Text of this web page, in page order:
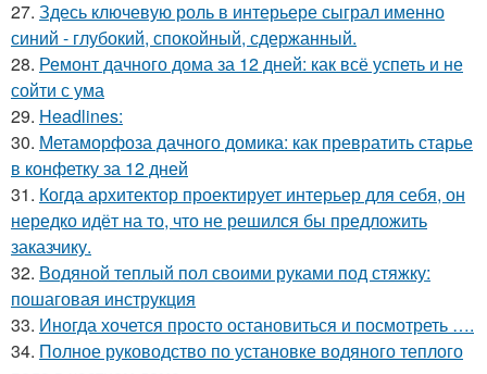
27. Здесь ключевую роль в интерьере сыграл именно
синий - глубокий, спокойный, сдержанный.
28. Ремонт дачного дома за 12 дней: как всё успеть и не
сойти с ума
29. Headlines:
30. Метаморфоза дачного домика: как превратить старье
в конфетку за 12 дней
31. Когда архитектор проектирует интерьер для себя, он
нередко идёт на то, что не решился бы предложить
заказчику.
32. Водяной теплый пол своими руками под стяжку:
пошаговая инструкция
33. Иногда хочется просто остановиться и посмотреть ….
34. Полное руководство по установке водяного теплого